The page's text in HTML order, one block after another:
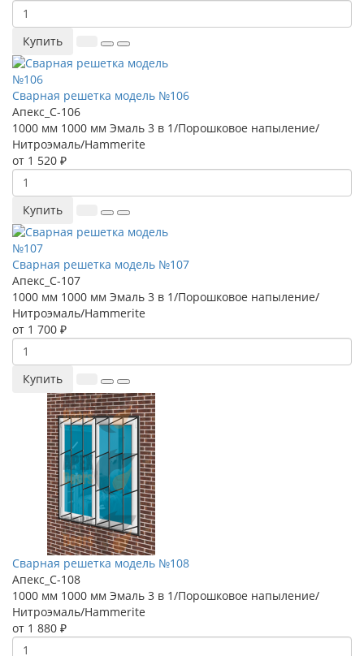
Купить
Сварная решетка модель №106
Апекс_С-106
1000 мм 1000 мм Эмаль 3 в 1/Порошковое напыление/
Нитроэмаль/Hammerite
от 1 520 ₽
Купить
Сварная решетка модель №107
Апекс_С-107
1000 мм 1000 мм Эмаль 3 в 1/Порошковое напыление/
Нитроэмаль/Hammerite
от 1 700 ₽
Купить
Сварная решетка модель №108
Апекс_С-108
1000 мм 1000 мм Эмаль 3 в 1/Порошковое напыление/
Нитроэмаль/Hammerite
от 1 880 ₽